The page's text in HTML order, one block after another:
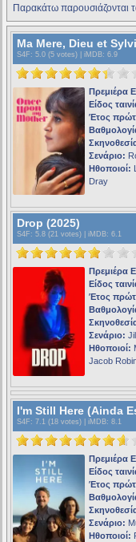
Παρακάτω παρουσιάζονται
Ma Mere, Dieu et
S4F : 5.0 (5 votes) | iMDB: 6.9
Πρεμιέρα
Είδος
Έτος
Σενάριο:
Ηθοποιοί:
Dray
Drop (2025)
S4F : 5.8 (21 votes) | iMDB: 6.1
Πρεμιέρα
Είδος
Έτος
Σενάριο:
Ηθοποιοί:
Jacob
I'm Still Here (Ainda
S4F : 7.1 (18 votes) | iMDB: 8.1
Πρεμιέρα
Είδος
Έτος
Σενάριο:
Ηθοποιοί: